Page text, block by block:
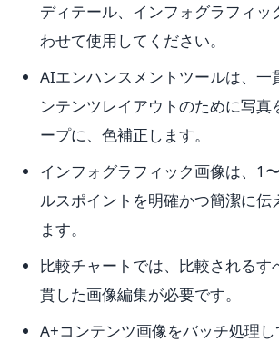
ディテール、インフォグラフィッ
わせて使用してください。
AIエンハンスメントツールは、一
ンテンツレイアウトのために写真
ープに、色補正します。
インフォグラフィック画像は、1
ルスポイントを明確かつ簡潔に伝
ます。
比較チャートでは、比較されるす
貫した画像編集が必要です。
A+コンテンツ画像をバッチ処理